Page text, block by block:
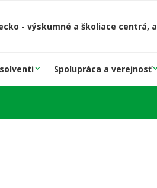
- výskumné a školiace centrá,
Spolupráca a verejnosť